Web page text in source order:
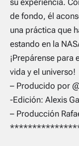
su experiencia.
de fondo, él
una práctica que
estando en la
¡Prepárense para
vida y el universo!
– Producido por
-Edición: Alexis
– Producción